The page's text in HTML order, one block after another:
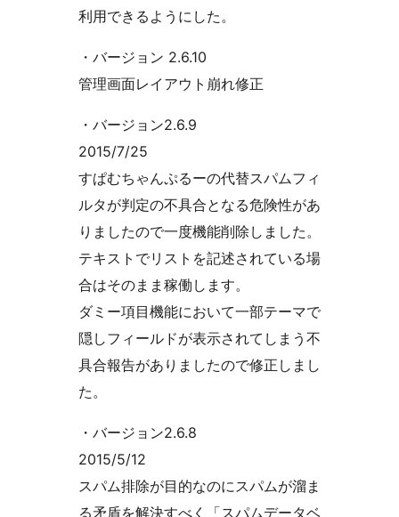
利用できるようにした。
・バージョン 2.6.10
管理画面レイアウト崩れ修正
・バージョン2.6.9
2015/7/25
すぱむちゃんぷるーの代替スパムフィ
ルタが判定の不具合となる危険性があ
りましたので一度機能削除しました。
テキストでリストを記述されている場
合はそのまま稼働します。
ダミー項目機能において一部テーマで
隠しフィールドが表示されてしまう不
具合報告がありましたので修正しまし
た。
・バージョン2.6.8
2015/5/12
スパム排除が目的なのにスパムが溜ま
る矛盾を解決すべく「スパムデータベ